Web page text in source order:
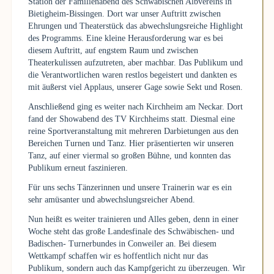
Bietigheim-Bissingen. Dort war unser Auftritt zwischen
Ehrungen und Theaterstück das abwechslungsreiche Highlight
des Programms. Eine kleine Herausforderung war es bei
diesem Auftritt, auf engstem Raum und zwischen
Theaterkulissen aufzutreten, aber machbar. Das Publikum und
die Verantwortlichen waren restlos begeistert und dankten es
mit äußerst viel Applaus, unserer Gage sowie Sekt und Rosen.
Anschließend ging es weiter nach Kirchheim am Neckar. Dort
fand der Showabend des TV Kirchheims statt. Diesmal eine
reine Sportveranstaltung mit mehreren Darbietungen aus den
Bereichen Turnen und Tanz. Hier präsentierten wir unseren
Tanz, auf einer viermal so großen Bühne, und konnten das
Publikum erneut faszinieren.
Für uns sechs Tänzerinnen und unsere Trainerin war es ein
sehr amüsanter und abwechslungsreicher Abend.
Nun heißt es weiter trainieren und Alles geben, denn in einer
Woche steht das große Landesfinale des Schwäbischen- und
Badischen- Turnerbundes in Conweiler an. Bei diesem
Wettkampf schaffen wir es hoffentlich nicht nur das
Publikum, sondern auch das Kampfgericht zu überzeugen. Wir